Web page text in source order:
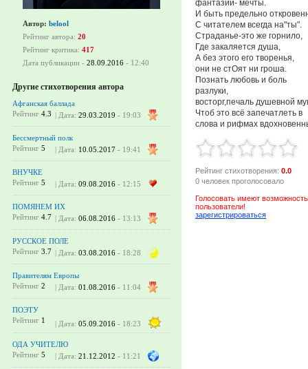
Автор: belool
Рейтинг автора: 20
Рейтинг критика: 417
Дата публикации - 28.09.2016 - 12:40
Другие стихотворения автора
Афганская баллада
Рейтинг 4.3 | Дата: 29.03.2019 - 19:03
Бессмертный полк
Рейтинг 5 | Дата: 10.05.2017 - 19:41
ВНУЧКЕ
Рейтинг 5 | Дата: 09.08.2016 - 12:15
ПОМЯНЕМ ИХ
Рейтинг 4.7 | Дата: 06.08.2016 - 13:13
РУССКОЕ ПОЛЕ
Рейтинг 3.7 | Дата: 03.08.2016 - 18:28
Правителям Европы
Рейтинг 2 | Дата: 01.08.2016 - 11:04
ПОЭТУ
Рейтинг 1 | Дата: 05.09.2016 - 18:23
ОДА УЧИТЕЛЮ
Рейтинг 5 | Дата: 21.12.2012 - 11:21
фантазии- мечты.
И быть предельно
С читателем всегда на"ты".
Страданье-это же горнило,
Где закаляется душа,
А без этого его творенья,
они не стОят ни гроша.
Познать любовь и боль
разлуки,
восторг,печаль душевной
Чтоб это всё запечатлеть в
слова и рифмах
Рейтинг стихотворения: 0.0
0 человек проголосовало
Голосовать имеют
пользователи!
зарегистрироваться